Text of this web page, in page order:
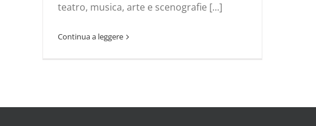
teatro, musica, arte e scenografie [...]
Continua a leggere